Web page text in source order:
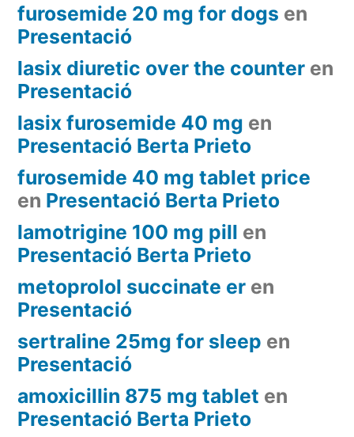
furosemide 20 mg for dogs en
Presentació
lasix diuretic over the counter en
Presentació
lasix furosemide 40 mg en
Presentació Berta Prieto
furosemide 40 mg tablet price
en Presentació Berta Prieto
lamotrigine 100 mg pill en
Presentació Berta Prieto
metoprolol succinate er en
Presentació
sertraline 25mg for sleep en
Presentació
amoxicillin 875 mg tablet en
Presentació Berta Prieto